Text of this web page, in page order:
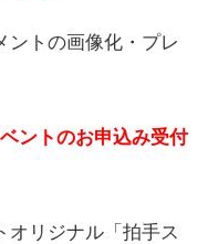
ントの画像化・プレ
ントのお申込み受付
リジナル「拍手ス